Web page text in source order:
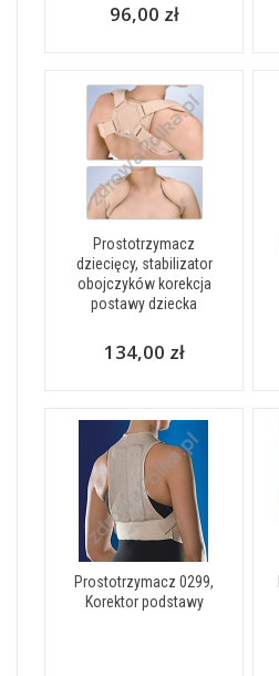
96,00 zł
Prostotrzymacz
dziecięcy, stabilizator
obojczyków korekcja
postawy dziecka
134,00 zł
Prostotrzymacz 0299,
Korektor podstawy